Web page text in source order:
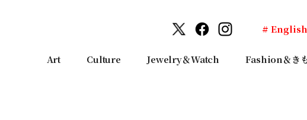
# English
Art Culture Jewelry＆Watch Fashion＆き